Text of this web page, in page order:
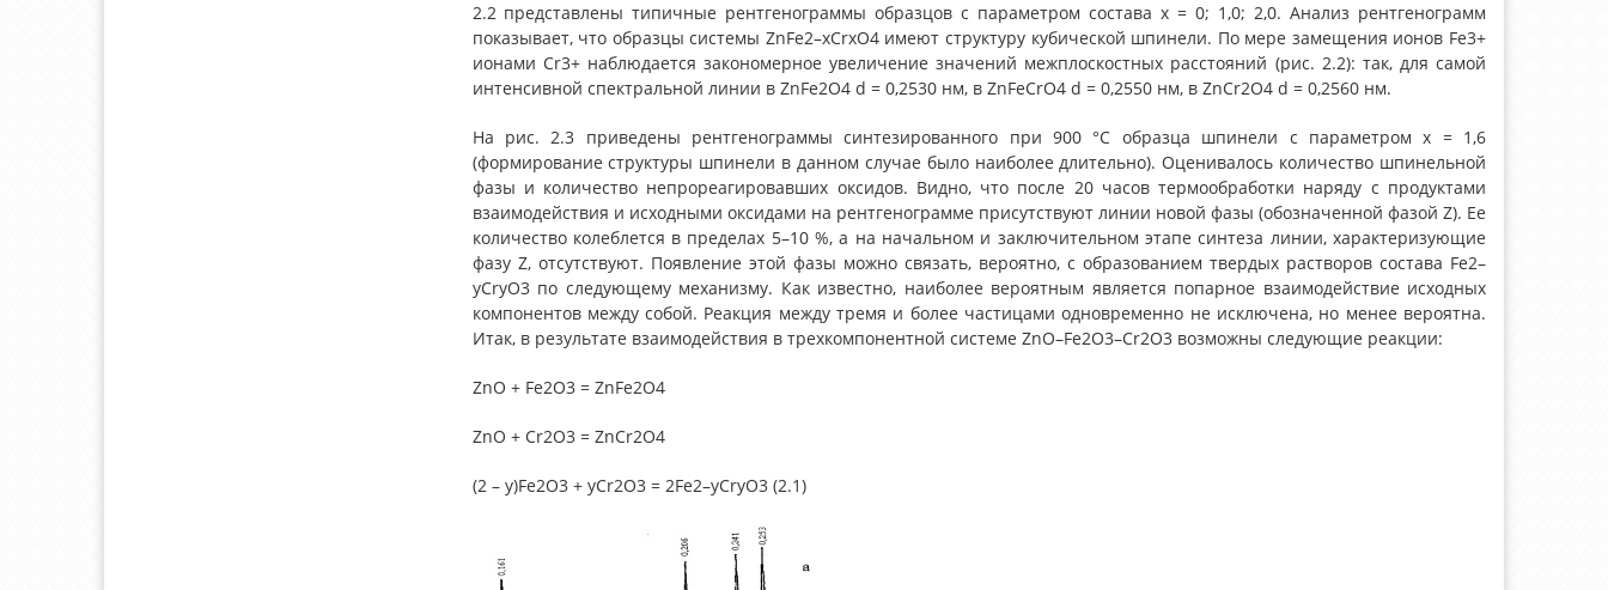
2.2 представлены типичные рентгенограммы образцов с параметром состава х = 0; 1,0; 2,0. Анализ рентгенограмм
показывает, что образцы системы ZnFe2–хCrхO4 имеют структуру кубической шпинели. По мере замещения ионов Fe3+
ионами Cr3+ наблюдается закономерное увеличение значений межплоскостных расстояний (рис. 2.2): так, для самой
интенсивной спектральной линии в ZnFe2O4 d = 0,2530 нм, в ZnFeCrO4 d = 0,2550 нм, в ZnCr2O4 d = 0,2560 нм.
На рис. 2.3 приведены рентгенограммы синтезированного при 900 °С образца шпинели с параметром х = 1,6
(формирование структуры шпинели в данном случае было наиболее длительно). Оценивалось количество шпинельной
фазы и количество непрореагировавших оксидов. Видно, что после 20 часов термообработки наряду с продуктами
взаимодействия и исходными оксидами на рентгенограмме присутствуют линии новой фазы (обозначенной фазой Z). Ее
количество колеблется в пределах 5–10 %, а на начальном и заключительном этапе синтеза линии, характеризующие
фазу Z, отсутствуют. Появление этой фазы можно связать, вероятно, с образованием твердых растворов состава Fe2–
yCryO3 по следующему механизму. Как известно, наиболее вероятным является попарное взаимодействие исходных
компонентов между собой. Реакция между тремя и более частицами одновременно не исключена, но менее вероятна.
Итак, в результате взаимодействия в трехкомпонентной системе ZnO–Fe2O3–Cr2O3 возможны следующие реакции:
ZnO + Fe2O3 = ZnFe2O4
ZnO + Cr2O3 = ZnCr2O4
(2 – y)Fe2O3 + yCr2O3 = 2Fe2–yCryO3 (2.1)